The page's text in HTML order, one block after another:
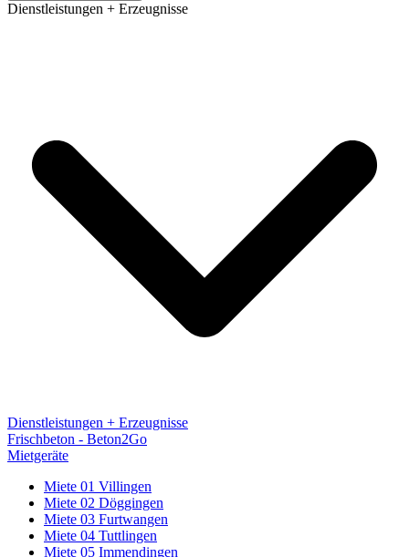
Dienstleistungen + Erzeugnisse
Dienstleistungen + Erzeugnisse
Frischbeton - Beton2Go
Mietgeräte
Miete 01 Villingen
Miete 02 Döggingen
Miete 03 Furtwangen
Miete 04 Tuttlingen
Miete 05 Immendingen